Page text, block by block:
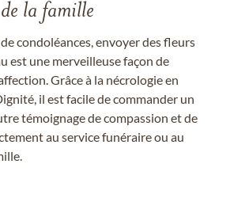
la famille
condoléances, envoyer des fleurs
est une merveilleuse façon de
Grâce à la nécrologie en
il est facile de commander un
témoignage de compassion et de
au service funéraire ou au